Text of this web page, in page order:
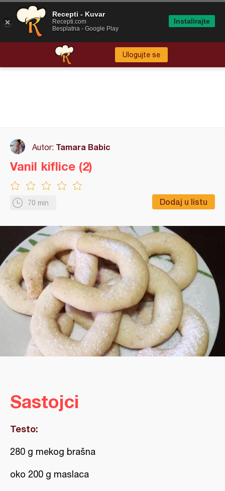
Ulogujte se
Autor: Tamara Babic
70 min Dodaj u listu
Vanil kiflice (2)
Sastojci
Testo:
280 g mekog brašna
oko 200 g maslaca
Recepti - Kuvar
Recepti.com
Besplatna - Google Play
Instalirajte